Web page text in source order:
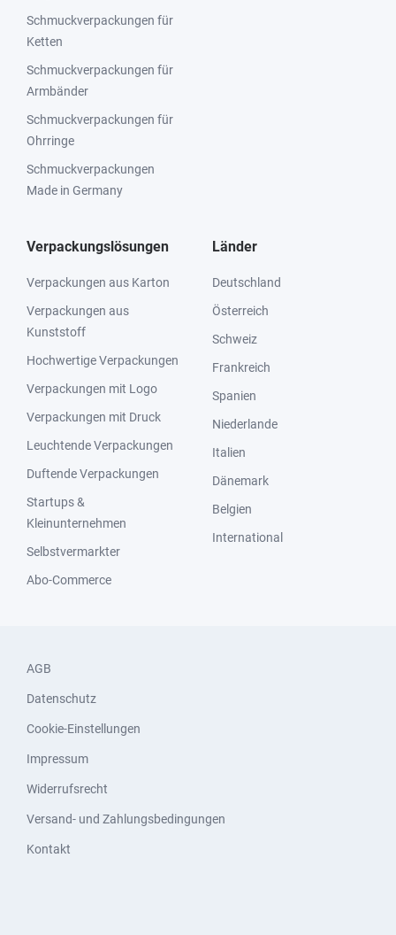
Schmuckverpackungen für
Ketten
Schmuckverpackungen für
Armbänder
Schmuckverpackungen für
Ohrringe
Schmuckverpackungen
Made in Germany
Verpackungslösungen
Verpackungen aus Karton
Verpackungen aus
Kunststoff
Hochwertige Verpackungen
Verpackungen mit Logo
Verpackungen mit Druck
Leuchtende Verpackungen
Duftende Verpackungen
Startups &
Kleinunternehmen
Selbstvermarkter
Abo-Commerce
Länder
Deutschland
Österreich
Schweiz
Frankreich
Spanien
Niederlande
Italien
Dänemark
Belgien
International
AGB
Datenschutz
Cookie-Einstellungen
Impressum
Widerrufsrecht
Versand- und Zahlungsbedingungen
Kontakt